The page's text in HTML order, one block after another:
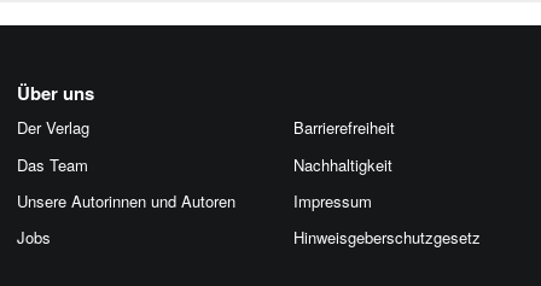
Über uns
Der Verlag
Das Team
Unsere Autorinnen und Autoren
Jobs
Barrierefreiheit
Nachhaltigkeit
Impressum
Hinweis­geber­schutz­gesetz